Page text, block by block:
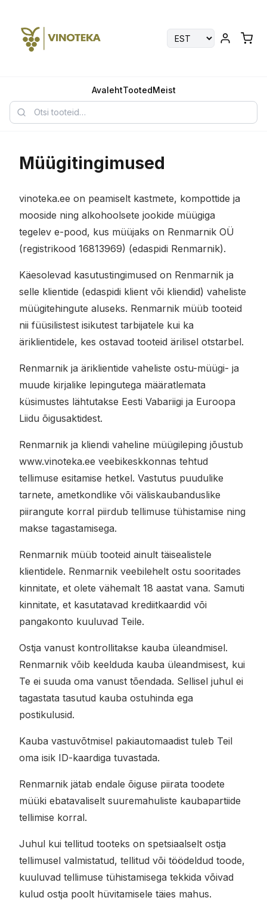
AvalehtTootedMeist
Müügitingimused
vinoteka.ee on peamiselt kastmete, kompottide ja
mooside ning alkohoolsete jookide müügiga
tegelev e-pood, kus müüjaks on Renmarnik OÜ
(registrikood 16813969) (edaspidi Renmarnik).
Käesolevad kasutustingimused on Renmarnik ja
selle klientide (edaspidi klient või kliendid) vaheliste
müügitehingute aluseks. Renmarnik müüb tooteid
nii füüsilistest isikutest tarbijatele kui ka
äriklientidele, kes ostavad tooteid ärilisel otstarbel.
Renmarnik ja äriklientide vaheliste ostu-müügi- ja
muude kirjalike lepingutega määratlemata
küsimustes lähtutakse Eesti Vabariigi ja Euroopa
Liidu õigusaktidest.
Renmarnik ja kliendi vaheline müügileping jõustub
www.vinoteka.ee veebikeskkonnas tehtud
tellimuse esitamise hetkel. Vastutus puudulike
tarnete, ametkondlike või väliskaubanduslike
piirangute korral piirdub tellimuse tühistamise ning
makse tagastamisega.
Renmarnik müüb tooteid ainult täisealistele
klientidele. Renmarnik veebilehelt ostu sooritades
kinnitate, et olete vähemalt 18 aastat vana. Samuti
kinnitate, et kasutatavad krediitkaardid või
pangakonto kuuluvad Teile.
Ostja vanust kontrollitakse kauba üleandmisel.
Renmarnik võib keelduda kauba üleandmisest, kui
Te ei suuda oma vanust tõendada. Sellisel juhul ei
tagastata tasutud kauba ostuhinda ega
postikulusid.
Kauba vastuvõtmisel pakiautomaadist tuleb Teil
oma isik ID-kaardiga tuvastada.
Renmarnik jätab endale õiguse piirata toodete
müüki ebatavaliselt suuremahuliste kaubapartiide
tellimise korral.
Juhul kui tellitud tooteks on spetsiaalselt ostja
tellimusel valmistatud, tellitud või töödeldud toode,
kuuluvad tellimuse tühistamisega tekkida võivad
kulud ostja poolt hüvitamisele täies mahus.